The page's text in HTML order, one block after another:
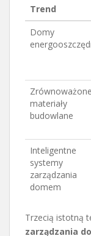
Trend
Domy
Zrównoważone
materiały
budowlane
Inteligentne
systemy
zarządzania
domem
Trzecią istotną
zarządzania